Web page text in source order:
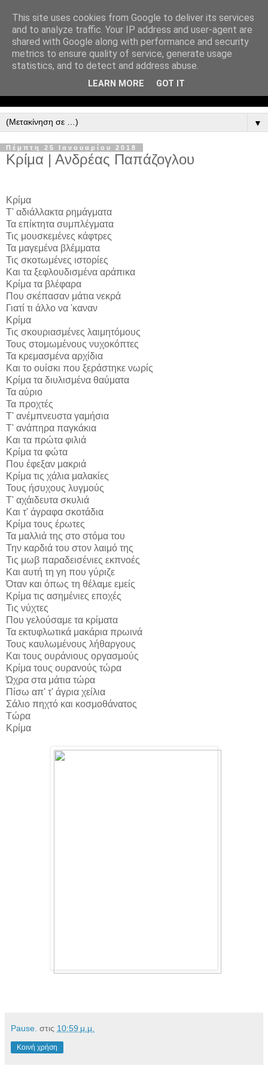
▼
Πέμπτη 25 Ιανουαρίου 2018
Kρίμα | Ανδρέας Παπάζογλου
Κρίμα
Τ' αδιάλλακτα ρημάγματα
Τα επίκτητα συμπλέγματα
Τις μουσκεμένες κάφτρες
Τα μαγεμένα βλέμματα
Τις σκοτωμένες ιστορίες
Και τα ξεφλουδισμένα αράπικα
Κρίμα τα βλέφαρα
Που σκέπασαν μάτια νεκρά
Γιατί τι άλλο να 'καναν
Κρίμα
Τις σκουριασμένες λαιμητόμους
Τους στομωμένους νυχοκόπτες
Τα κρεμασμένα αρχίδια
Και το ουίσκι που ξεράστηκε νωρίς
Κρίμα τα διυλισμένα θαύματα
Τα αύριο
Τα προχτές
Τ' ανέμπνευστα γαμήσια
Τ' ανάπηρα παγκάκια
Και τα πρώτα φιλιά
Κρίμα τα φώτα
Που έφεξαν μακριά
Κρίμα τις χάλια μαλακίες
Τους ήσυχους λυγμούς
Τ' αχάιδευτα σκυλιά
Και τ' άγραφα σκοτάδια
Κρίμα τους έρωτες
Τα μαλλιά της στο στόμα του
Την καρδιά του στον λαιμό της
Τις μωβ παραδεισένιες εκπνοές
Και αυτή τη γη που γύριζε
Όταν και όπως τη θέλαμε εμείς
Κρίμα τις ασημένιες εποχές
Τις νύχτες
Που γελούσαμε τα κρίματα
Τα εκτυφλωτικά μακάρια πρωινά
Τους καυλωμένους λήθαργους
Και τους ουράνιους οργασμούς
Κρίμα τους ουρανούς τώρα
Ώχρα στα μάτια τώρα
Πίσω απ' τ' άγρια χείλια
Σάλιο πηχτό και κοσμοθάνατος
Τώρα
Κρίμα
Pause. στις 10:59 μ.μ.
Κοινή χρήση
This site uses cookies from Google to deliver its services
and to analyze traffic. Your IP address and user-agent are
shared with Google along with performance and security
metrics to ensure quality of service, generate usage
statistics, and to detect and address abuse.
LEARN MORE GOT IT